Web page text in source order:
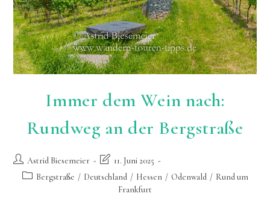
Immer dem Wein nach:
Rundweg an der Bergstraße
Beitrags-
Autor:
Astrid Biesemeier
Beitrag
zuletzt
geändert
11. Juni 2025
Beitrags-Bergstraße / Deutschland / Hessen / Odenwald / Rund um
Frankfurt